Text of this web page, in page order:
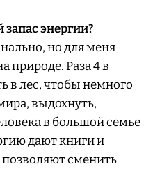
энергии?
но для меня
природе. Раза 4 в
в лес, чтобы немного
выдохнуть,
в большой семье
дают книги и
сменить